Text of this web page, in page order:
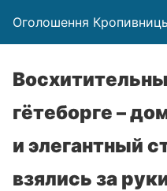
Оголошення
гётеборге –
и элегантный
взялись за